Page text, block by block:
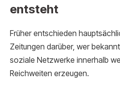
entsteht
Früher entschieden
Zeitungen darüber, wer
soziale Netzwerke innerhalb
Reichweiten erzeugen.